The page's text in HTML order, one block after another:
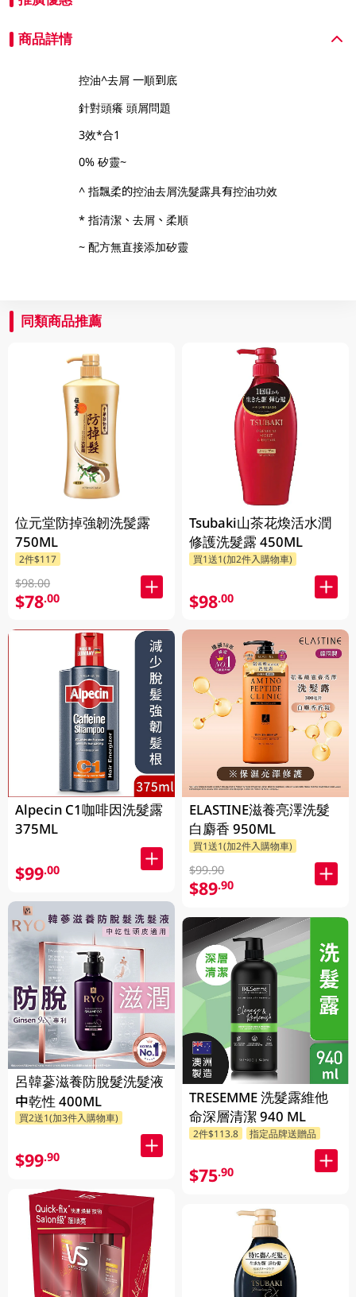
商品詳情
控油^去屑 一順到底
針對頭癢 頭屑問題
3效*合1
0% 矽靈~
^ 指飄柔的控油去屑洗髮露具有控油功效
* 指清潔、去屑、柔順
~ 配方無直接添加矽靈
同類商品推薦
位元堂防掉強韌洗髲露
750ML
2件$117
$98.00
$78.00
Alpecin C1咖啡因洗髮露
375ML
$99.00
呂韓蔘滋養防脫髮洗髮液
中乾性 400ML
買2送1(加3件入購物車)
$99.90
Tsubaki山茶花煥活水潤
修護洗髮露 450ML
買1送1(加2件入購物車)
$98.00
ELASTINE滋養亮澤洗髮
白麝香 950ML
買1送1(加2件入購物車)
$99.90
$89.90
TRESEMME 洗髮露維他
命深層清潔 940 ML
2件$113.8 指定品牌送贈品
$75.90